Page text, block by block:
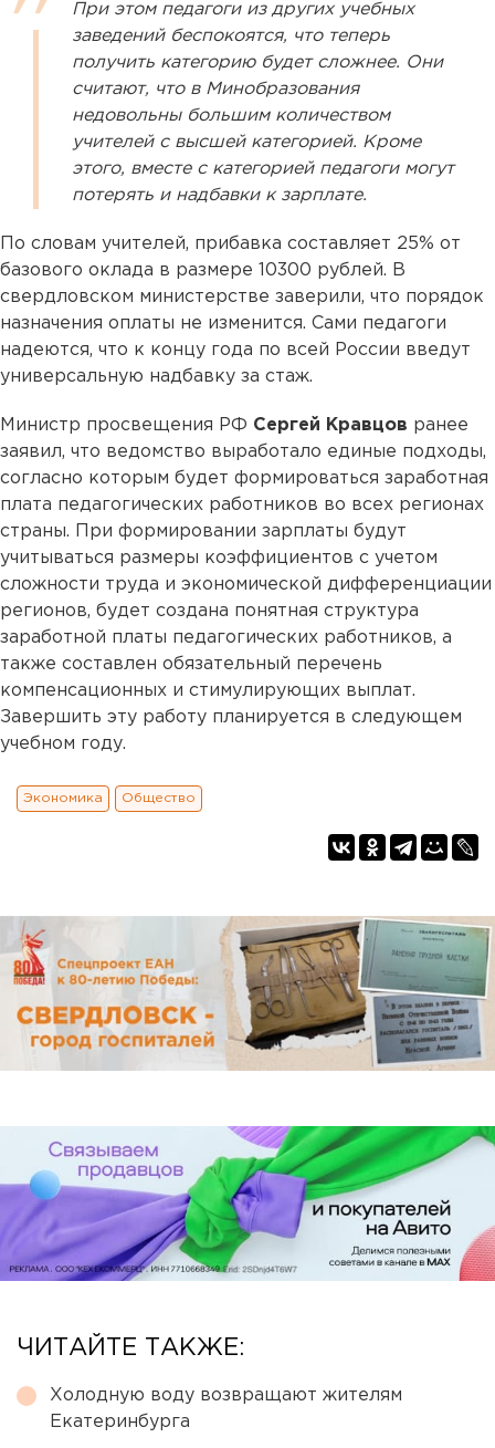
При этом педагоги из других учебных
заведений беспокоятся, что теперь
получить категорию будет сложнее. Они
считают, что в Минобразования
недовольны большим количеством
учителей с высшей категорией. Кроме
этого, вместе с категорией педагоги могут
потерять и надбавки к зарплате.
По словам учителей, прибавка составляет 25% от
базового оклада в размере 10300 рублей. В
свердловском министерстве заверили, что порядок
назначения оплаты не изменится. Сами педагоги
надеются, что к концу года по всей России введут
универсальную надбавку за стаж.
Министр просвещения РФ Сергей Кравцов ранее
заявил, что ведомство выработало единые подходы,
согласно которым будет формироваться заработная
плата педагогических работников во всех регионах
страны. При формировании зарплаты будут
учитываться размеры коэффициентов с учетом
сложности труда и экономической дифференциации
регионов, будет создана понятная структура
заработной платы педагогических работников, а
также составлен обязательный перечень
компенсационных и стимулирующих выплат.
Завершить эту работу планируется в следующем
учебном году.
Экономика Общество
ЧИТАЙТЕ ТАКЖЕ:
Холодную воду возвращают жителям
Екатеринбурга